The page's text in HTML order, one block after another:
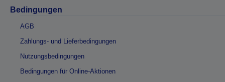
Bedingungen
AGB
Zahlungs- und Lieferbedingungen
Nutzungsbedingungen
Bedingungen für Online-Aktionen